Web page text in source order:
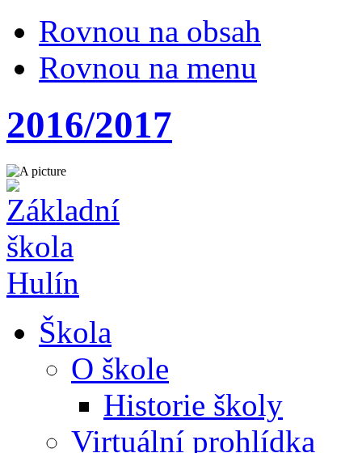
Rovnou na obsah
Rovnou na menu
2016/2017
Škola
O škole
Historie školy
Virtuální prohlídka